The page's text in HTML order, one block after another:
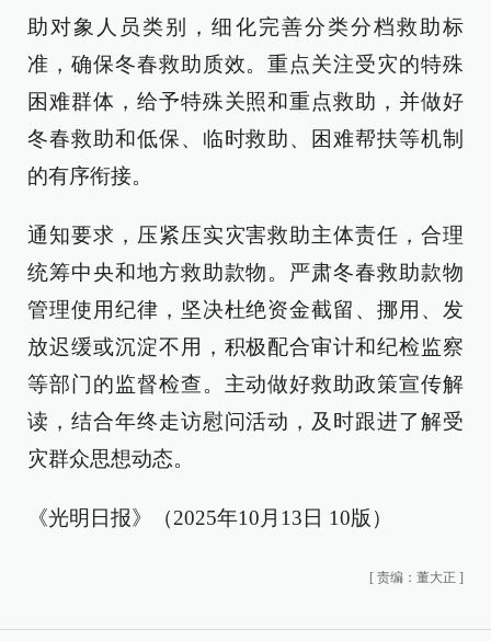
助对象人员类别，细化完善分类分档救助标
准，确保冬春救助质效。重点关注受灾的特殊
困难群体，给予特殊关照和重点救助，并做好
冬春救助和低保、临时救助、困难帮扶等机制
的有序衔接。
通知要求，压紧压实灾害救助主体责任，合理
统筹中央和地方救助款物。严肃冬春救助款物
管理使用纪律，坚决杜绝资金截留、挪用、发
放迟缓或沉淀不用，积极配合审计和纪检监察
等部门的监督检查。主动做好救助政策宣传解
读，结合年终走访慰问活动，及时跟进了解受
灾群众思想动态。
《光明日报》（2025年10月13日 10版）
[ 责编：董大正 ]